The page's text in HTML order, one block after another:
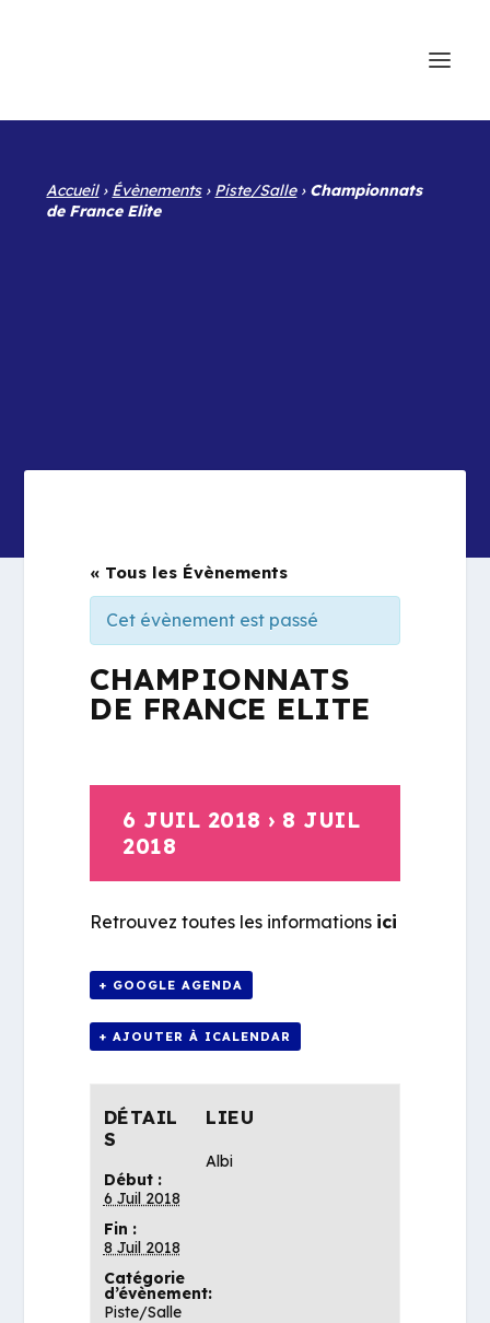
Accueil› Évènements› Piste/Salle› Championnats
de France Elite
« Tous les Évènements
Cet évènement est passé
CHAMPIONNATS
DE FRANCE ELITE
6 JUIL 2018 › 8 JUIL
2018
Retrouvez toutes les informations ici
+ GOOGLE AGENDA
+ AJOUTER À ICALENDAR
DÉTAIL
S
Début :
6 Juil 2018
Fin :
8 Juil 2018
Catégorie
d’évènement:
Piste/Salle
LIEU
Albi